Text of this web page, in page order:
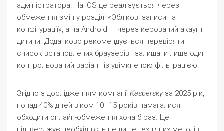
адміністратора. На iOS це реалізується через
обмеження змін у розділі «Облікові записи та
конфігурації», а на Android — через керований акаунт
дитини. Додатково рекомендується перевіряти
список встановлених браузерів і залишати лише один
контрольований варіант із увімкненою фільтрацією.
Згідно з дослідженням компаніїKaspersky за 2025 рік,
понад 40% дітей віком 10–15 років намагалися
обходити онлайн-обмеження хоча б раз. Це